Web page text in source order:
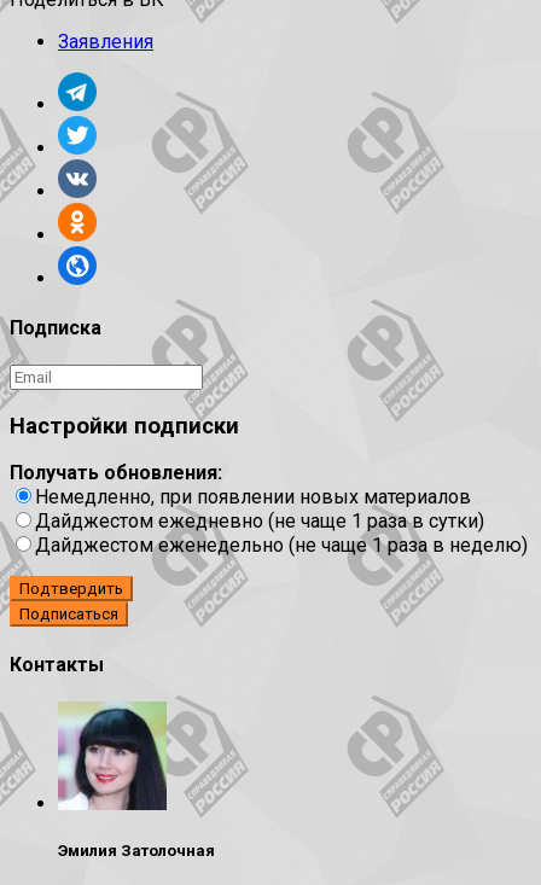
Заявления
Подписка
Настройки подписки
Получать обновления:
Немедленно, при появлении новых материалов
Дайджестом ежедневно (не чаще 1 раза в сутки)
Дайджестом еженедельно (не чаще 1 раза в неделю)
Подтвердить
Контакты
Эмилия Затолочная